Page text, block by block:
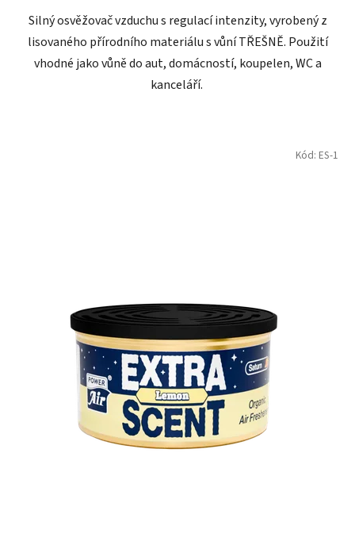
Silný osvěžovač vzduchu s regulací intenzity, vyrobený z
lisovaného přírodního materiálu s vůní TŘEŠNĚ. Použití
vhodné jako vůně do aut, domácností, koupelen, WC a
kanceláří.
Kód: ES-1